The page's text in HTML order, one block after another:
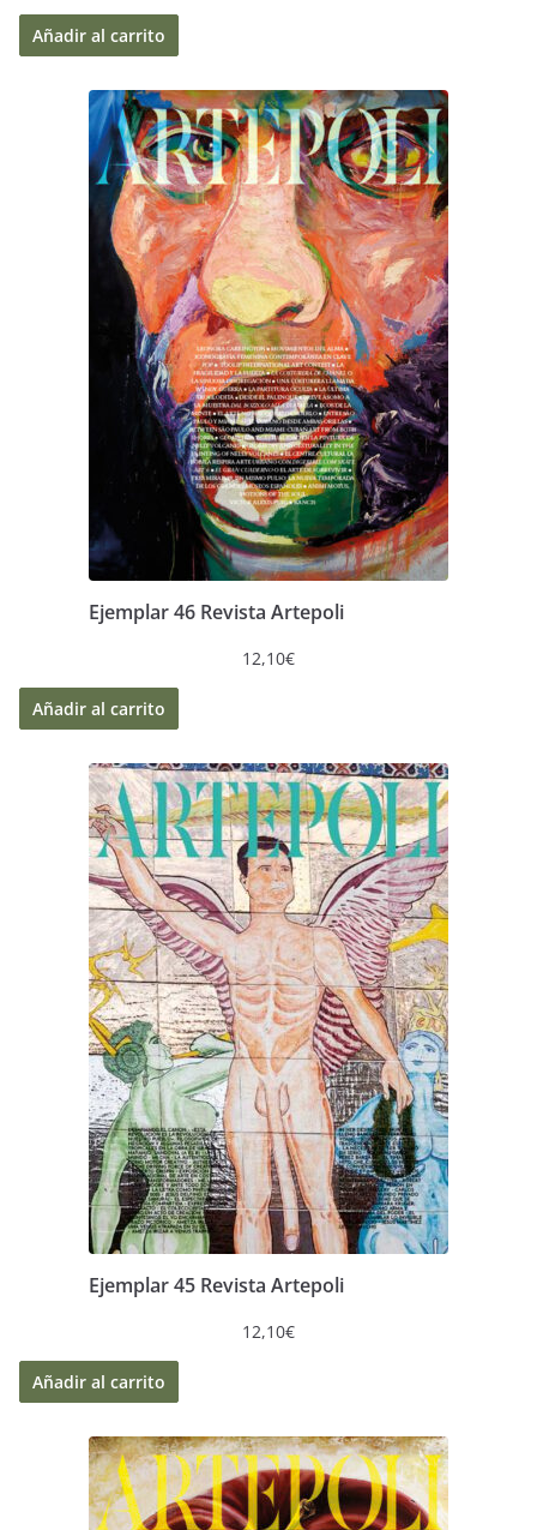
Añadir al carrito
Ejemplar 46 Revista Artepoli
12,10€
Añadir al carrito
Ejemplar 45 Revista Artepoli
12,10€
Añadir al carrito